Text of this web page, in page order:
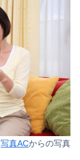
写真ACからの写真